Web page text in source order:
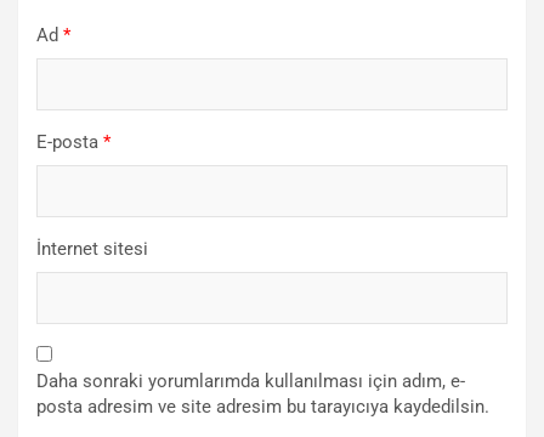
Ad *
E-posta *
İnternet sitesi
Daha sonraki yorumlarımda kullanılması için adım, e-
posta adresim ve site adresim bu tarayıcıya kaydedilsin.